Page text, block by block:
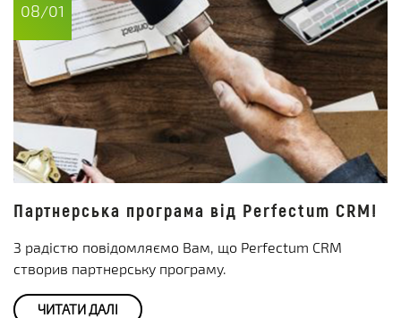
08/01
Партнерська програма від Perfectum CRM!
З радістю повідомляємо Вам, що Perfectum CRM
створив партнерську програму.
ЧИТАТИ ДАЛІ